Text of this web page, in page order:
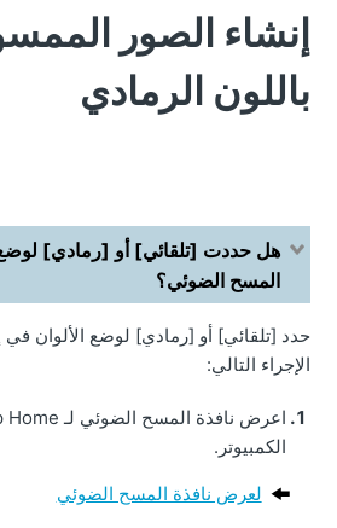
إنشاء الصور
باللون الرمادي
هل حددت [تلقائي] أو [رمادي] لوضع
المسح الضوئي؟
حدد [تلقائي] أو [رمادي] لوضع الألوان
الإجراء التالي:
الكمبيوتر.
لعرض نافذة المسح الضوئي